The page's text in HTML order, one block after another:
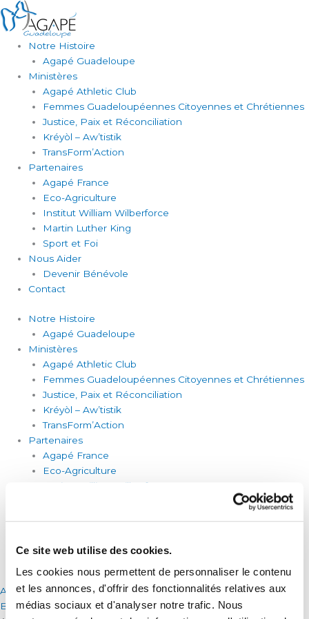
Ce site web utilise des cookies.
Les cookies nous permettent de personnaliser le contenu
et les annonces, d'offrir des fonctionnalités relatives aux
médias sociaux et d'analyser notre trafic. Nous
Aller
au
contenu
Notre Histoire
Agapé Guadeloupe
Ministères
Agapé Athletic Club
Femmes Guadeloupéennes Citoyennes et Chrétiennes
Justice, Paix et Réconciliation
Kréyòl – Aw’tistik
TransForm’Action
Partenaires
Agapé France
Eco-Agriculture
Institut William Wilberforce
Martin Luther King
Sport et Foi
Nous Aider
Devenir Bénévole
Contact
Notre Histoire
Agapé Guadeloupe
Ministères
Agapé Athletic Club
Femmes Guadeloupéennes Citoyennes et Chrétiennes
Justice, Paix et Réconciliation
Kréyòl – Aw’tistik
TransForm’Action
Partenaires
Agapé France
Eco-Agriculture
Institut William Wilberforce
Devenir Bénévole
Accès Membre
Boutique